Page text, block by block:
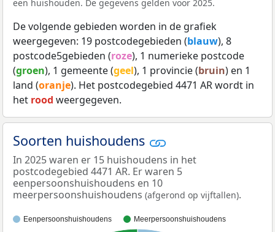
een huishouden. De gegevens gelden voor 2025.
De volgende gebieden worden in de grafiek
weergegeven: 19 postcodegebieden (blauw), 8
postcode5gebieden (roze), 1 numerieke postcode
(groen), 1 gemeente (geel), 1 provincie (bruin) en 1
land (oranje). Het postcodegebied 4471 AR wordt in
het rood weergegeven.
Soorten huishoudens
In 2025 waren er 15 huishoudens in het
postcodegebied 4471 AR. Er waren 5
eenpersoonshuishoudens en 10
meerpersoonshuishoudens (afgerond op vijftallen).
Eenpersoonshuishoudens Meerpersoonshuishoudens